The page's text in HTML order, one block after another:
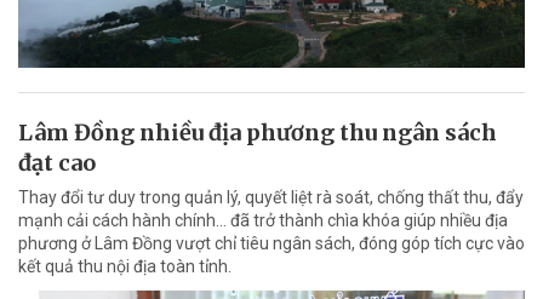
Lâm Đồng nhiều địa phương thu ngân sách
đạt cao
Thay đổi tư duy trong quản lý, quyết liệt rà soát, chống thất thu, đẩy
mạnh cải cách hành chính... đã trở thành chìa khóa giúp nhiều địa
phương ở Lâm Đồng vượt chỉ tiêu ngân sách, đóng góp tích cực vào
kết quả thu nội địa toàn tỉnh.